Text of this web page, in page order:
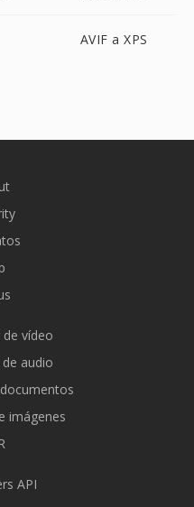
AVIF a XPS
vídeo
audio
imágenes
API